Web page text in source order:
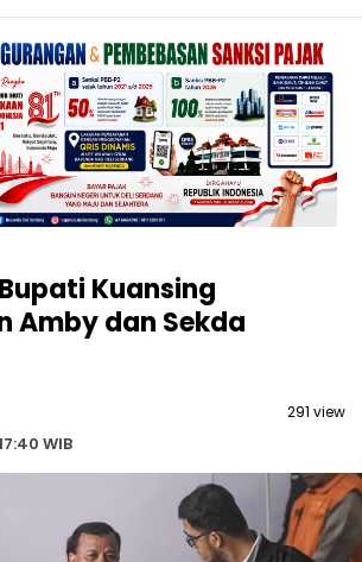
Kuansing
Amby dan Sekda
WIB
291 view